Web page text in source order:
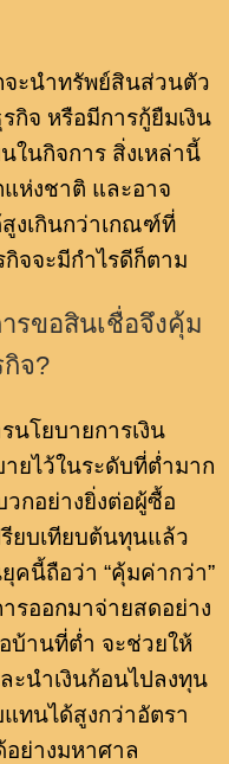
จะนำทรัพย์สินส่วนตัว
กิจ หรือมีการกู้ยืมเงิน
ในกิจการ สิ่งเหล่านี้
ห่งชาติ และอาจ
งเกินกว่าเกณฑ์ที่
จจะมีกำไรดีก็ตาม
รขอสินเชื่อจึงคุ้ม
จ?
นโยบายการเงิน
ยไว้ในระดับที่ต่ำมาก
วกอย่างยิ่งต่อผู้ซื้อ
รียบเทียบต้นทุนแล้ว
คนี้ถือว่า “คุ้มค่ากว่า”
รออกมาจ่ายสดอย่าง
บ้านที่ต่ำ จะช่วยให้
นำเงินก้อนไปลงทุน
ทนได้สูงกว่าอัตรา
อย่างมหาศาล